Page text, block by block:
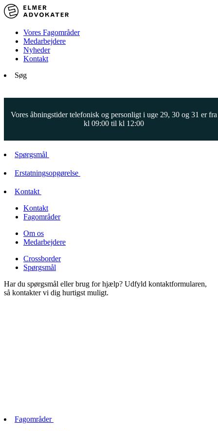
Vores Fagområder
Medarbejdere
Nyheder
Kontakt
Søg
Vores åbningstider telefonisk og personligt i uge 29, 30 og 31 er fra
kl 09:00 til kl 12:00
Spørgsmål
Erstatningsopgørelse
Kontakt
Kontakt
Fagområder
Om os
Medarbejdere
Crossborder
Spørgsmål
Har du spørgsmål eller brug for hjælp? Udfyld kontaktformularen,
så kontakter vi dig hurtigst muligt.
Fagområder